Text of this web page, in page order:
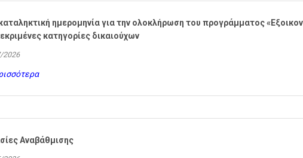
ημερομηνία για την ολοκλήρωση του προγράμματος
κατηγορίες δικαιούχων
2026
Αναβάθμισης